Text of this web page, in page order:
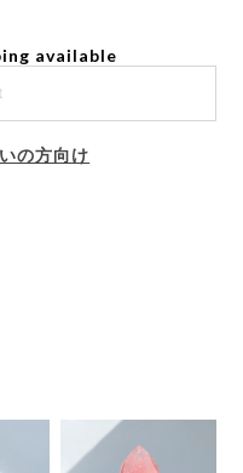
available
の方向け